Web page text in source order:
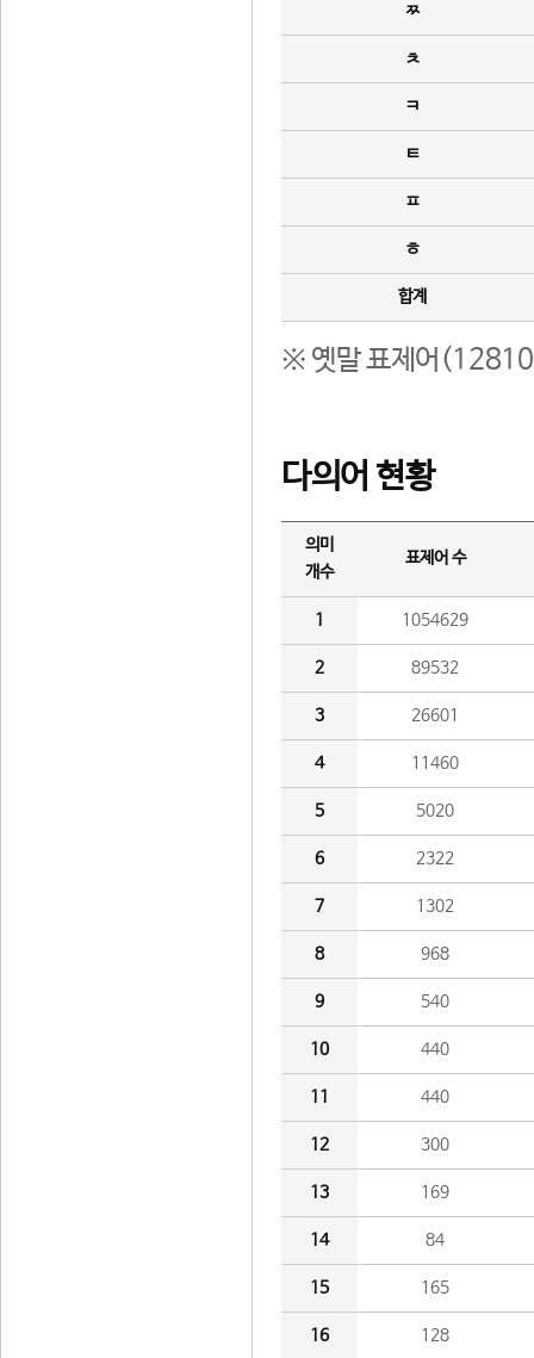
ㅉ
ㅊ
ㅋ
ㅌ
ㅍ
ㅎ
합계
※ 옛말 표제어(12810
다의어 현황
의미
개수
표제어 수
1 1054629
2 89532
3 26601
4 11460
5 5020
6 2322
7 1302
8 968
9 540
10 440
11 440
12 300
13 169
14 84
15 165
16 128